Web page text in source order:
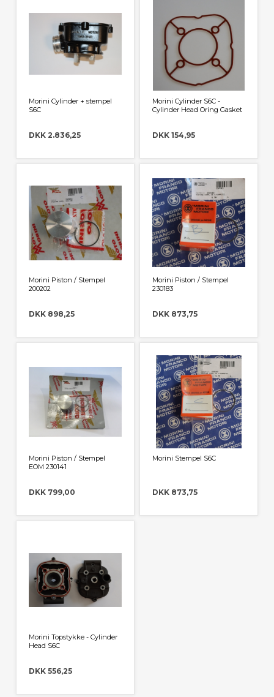
Morini Cylinder + stempel
S6C
DKK 2.836,25
Morini Cylinder S6C -
Cylinder Head Oring Gasket
DKK 154,95
Morini Piston / Stempel
200202
DKK 898,25
Morini Piston / Stempel
230183
DKK 873,75
Morini Piston / Stempel
EOM 230141
DKK 799,00
Morini Stempel S6C
DKK 873,75
Morini Topstykke - Cylinder
Head S6C
DKK 556,25